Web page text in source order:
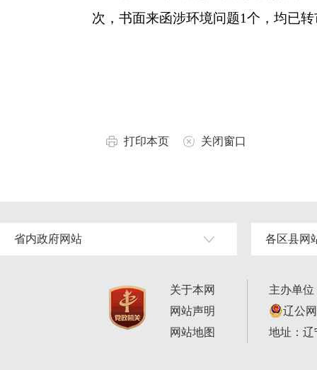
次，书面来函涉环境问题1个，均已
打印本页 关闭窗口
省内政府网站 各区县网
关于本网
网站声明
网站地图
主办单
辽公
地址：辽